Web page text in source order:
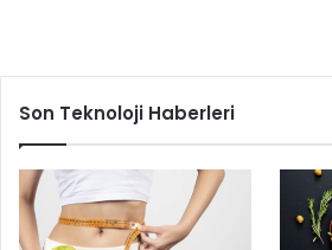
Son Teknoloji Haberleri